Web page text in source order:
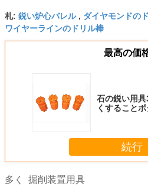
札: 鋭い炉心バレル, ダイヤモンドの
ワイヤーラインのドリル棒
最高の価
石の鋭い用
くすること
続行
多く 掘削装置用具